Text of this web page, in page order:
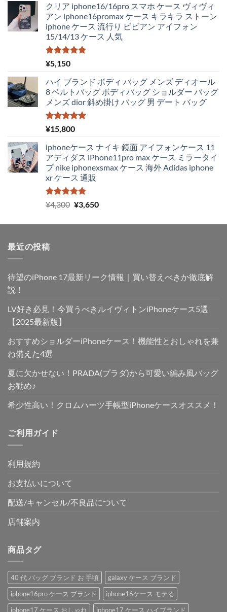
クリア iphone16/16pro スマホ ケース ヴィヴィ
アン iphone16promax ケース キラキラ ストーン
iphone ケース 流行り ビビアン アイフォン
15/14/13 ケース 人気
5段階中
5.00
¥5,150
ハイ ブランド ボディ バッグ メンズ ディオール
8 ベルトバッグ ボディバッグ ショルダー バッグ
メンズ dior 斜め掛け バッグ 男 デート バッグ
5段階中
5.00の評価
¥15,800
iphoneケース ナイキ 鏡面 アイフォンケース 11
アディダス iPhone11pro max ケース ミラータイ
プ nike iphonexsmax ケース 海外 Adidas iphone
xr ケース 通販
5段階中
5.00
の評価
¥4,300 元
価
し
¥3,650現
の
で
最近の投稿
待望のiPhone 17最新リーク情報｜買い替えべきか徹底解
説！
LV好き必見！今買うべきルイヴィトンiPhoneケース5選
【2025最新版】
おすすめショルダーiPhoneケース！機能性とおしゃれを兼
ね備えた4選
夏に欠かせない！PRADA(プラダ)から可愛い編み風バッグ
お勧め♪
希少性高い！クロムハーツ手帳型iPhoneケースオススメ！
ご利用ガイド
利用規約
お支払いについて
配送/キャンセル/不良品について
店舗案内
商品タグ
40 代 バッグ ブランド お 手頃
galaxy ケース ブランド
iphone16pro ケース ブランド
iphone16ケース モテる
iphone17 ケース おしゃれ
iphone17 ケース ハイブランド